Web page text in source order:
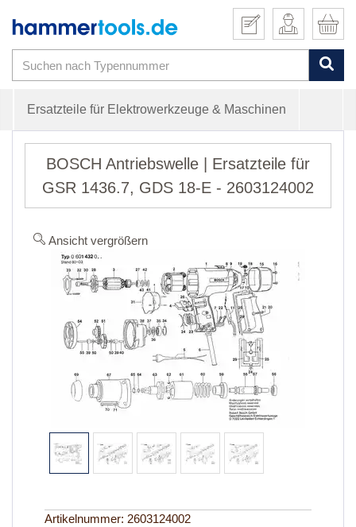
Ersatzteile für Elektrowerkzeuge & Maschinen
BOSCH Antriebswelle | Ersatzteile für
GSR 1436.7, GDS 18-E - 2603124002
Ansicht vergrößern
Artikelnummer: 2603124002